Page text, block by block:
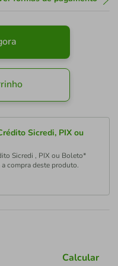
Sicredi, PIX ou
Sicredi , PIX ou Boleto*
compra deste produto.
Calcular